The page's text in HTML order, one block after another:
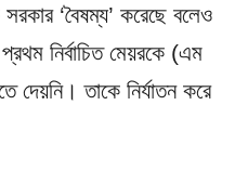
‘বৈষম্য’ করেছে বলেও
নির্বাচিত মেয়রকে (এম
দেয়নি। তাকে নির্যাতন করে